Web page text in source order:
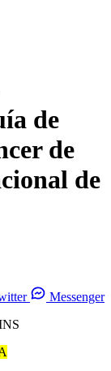
de
de
de
Messenger